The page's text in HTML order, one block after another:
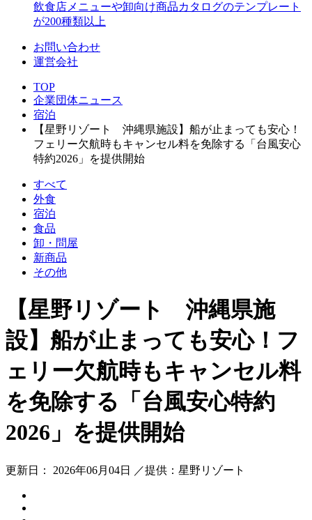
飲食店メニューや卸向け商品カタログのテンプレート
が200種類以上
お問い合わせ
運営会社
TOP
企業団体ニュース
宿泊
【星野リゾート 沖縄県施設】船が止まっても安心！
フェリー欠航時もキャンセル料を免除する「台風安心
特約2026」を提供開始
すべて
外食
宿泊
食品
卸・問屋
新商品
その他
【星野リゾート 沖縄県施
設】船が止まっても安心！フ
ェリー欠航時もキャンセル料
を免除する「台風安心特約
2026」を提供開始
更新日： 2026年06月04日 ／提供：星野リゾート